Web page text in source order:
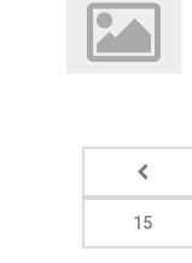
15